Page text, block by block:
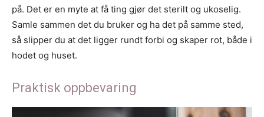
på. Det er en myte at få ting gjør det sterilt og ukoselig.
Samle sammen det du bruker og ha det på samme sted,
så slipper du at det ligger rundt forbi og skaper rot, både i
hodet og huset.
Praktisk oppbevaring